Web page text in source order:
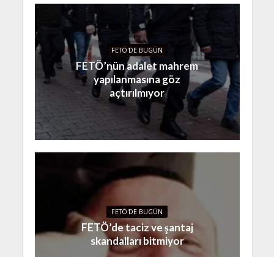
FETÖ'DE BUGÜN
FETÖ’nün adalet mahrem
yapılanmasına göz
açtırılmıyor
FETÖ'DE BUGÜN
FETÖ’de taciz ve şantaj
skandalları bitmiyor